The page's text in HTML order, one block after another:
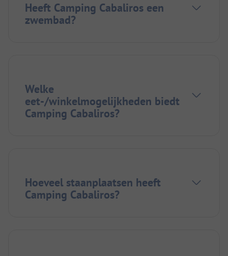
Heeft Camping Cabaliros een
zwembad?
Welke
eet-/winkelmogelijkheden biedt
Camping Cabaliros?
Hoeveel staanplaatsen heeft
Camping Cabaliros?